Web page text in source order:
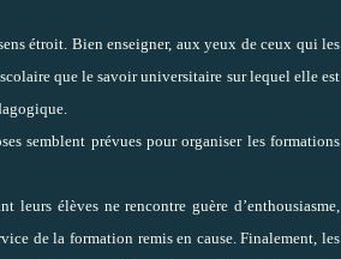
étroit. Bien enseigner, aux yeux de ceux qui les
que le savoir universitaire sur lequel elle est
semblent prévues pour organiser les formations
leurs élèves ne rencontre guère d’enthousiasme,
de la formation remis en cause. Finalement, les